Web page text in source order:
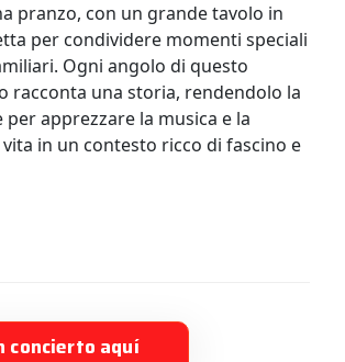
pranzo, con un grande tavolo in
per condividere momenti speciali
Ogni angolo di questo
racconta una storia, rendendolo la
per apprezzare la musica e la
vita in un contesto ricco di fascino e
concierto aquí